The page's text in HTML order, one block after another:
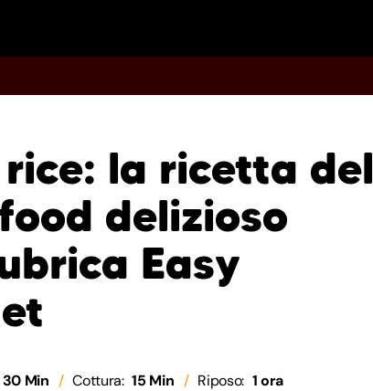
la ricetta del
delizioso
Easy
30 Min Cottura: 15 Min Riposo: 1 ora